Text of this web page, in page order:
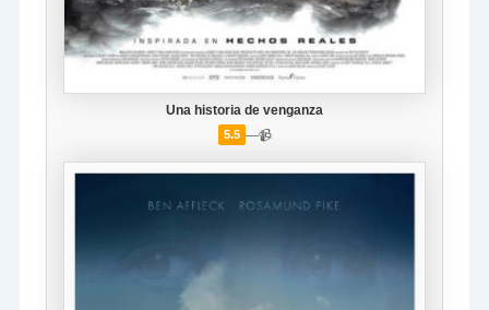
Una historia de venganza
5.5 —📹